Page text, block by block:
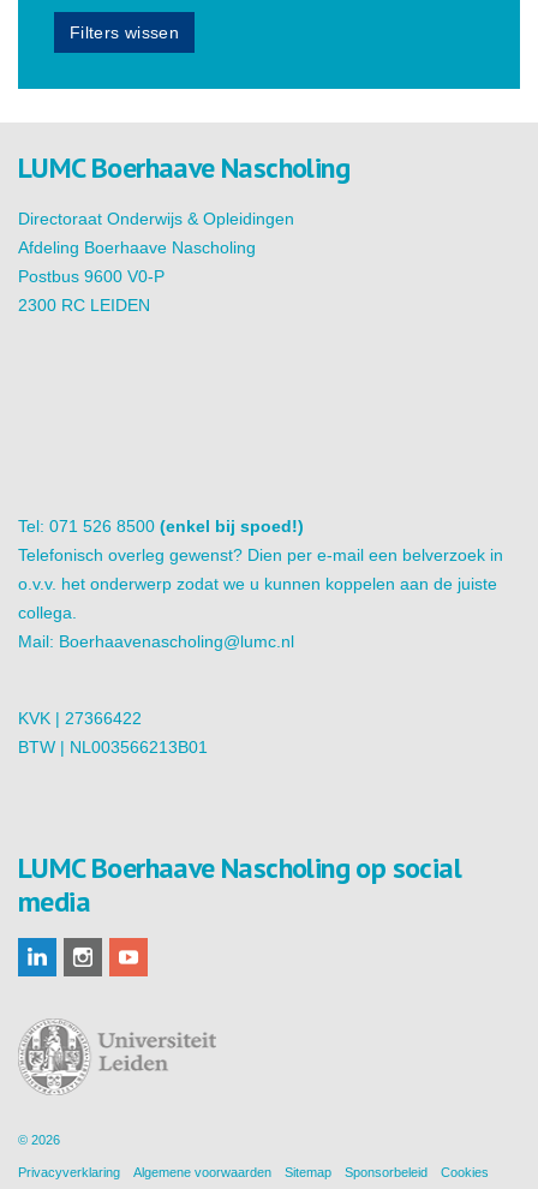
Filters wissen
LUMC Boerhaave Nascholing
Directoraat Onderwijs & Opleidingen
Afdeling Boerhaave Nascholing
Postbus 9600 V0-P
2300 RC LEIDEN
Tel: 071 526 8500 (enkel bij spoed!)
Telefonisch overleg gewenst? Dien per e-mail een belverzoek in
o.v.v. het onderwerp zodat we u kunnen koppelen aan de juiste
collega.
Mail: Boerhaavenascholing@lumc.nl
KVK | 27366422
BTW | NL003566213B01
LUMC Boerhaave Nascholing op social
media
© 2026
Privacyverklaring Algemene voorwaarden Sitemap Sponsorbeleid Cookies